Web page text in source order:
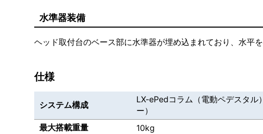
水準器装備
ヘッド取付台のベース部に水準器が埋め込まれており、水平
仕様
システム構成
LX-ePedコラム（電動ペデスタ
ー）
最大搭載重量
10kg